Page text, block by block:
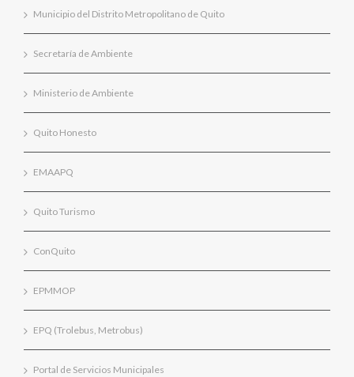
Municipio del Distrito Metropolitano de Quito
Secretaría de Ambiente
Ministerio de Ambiente
Quito Honesto
EMAAPQ
Quito Turismo
ConQuito
EPMMOP
EPQ (Trolebus, Metrobus)
Portal de Servicios Municipales